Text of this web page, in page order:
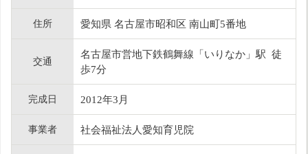
住所 愛知県 名古屋市昭和区 南山町5番地
交通
名古屋市営地下鉄鶴舞線「いりなか」駅 徒
歩7分
完成日 2012年3月
事業者 社会福祉法人愛知育児院